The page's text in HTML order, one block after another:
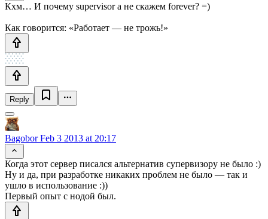
Кхм… И почему supervisor а не скажем forever? =)
Как говорится: «Работает — не трожь!»
Reply
BagoborFeb 3 2013 at 20:17
Когда этот сервер писался альтернатив супервизору не было :)
Ну и да, при разработке никаких проблем не было — так и
ушло в использование :))
Первый опыт с нодой был.